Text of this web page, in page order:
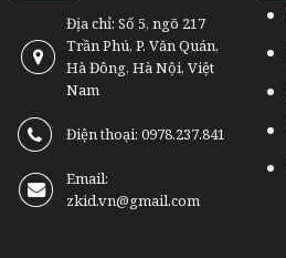
Địa chỉ: Số 5, ngõ 217
Trần Phú, P. Văn Quán,
Hà Đông, Hà Nội, Việt
Nam
Điện thoại: 0978.237.841
Email:
zkid.vn@gmail.com